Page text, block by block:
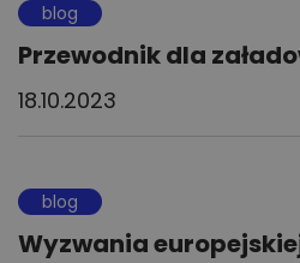
blog
Przewodnik dla
18.10.2023
blog
Wyzwania